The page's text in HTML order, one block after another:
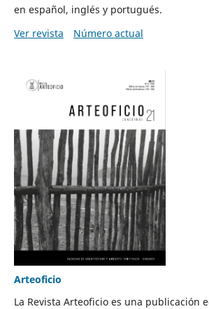
en español, inglés y portugués.
Ver revista
Número actual
Arteoficio
La Revista Arteoficio es una publicación